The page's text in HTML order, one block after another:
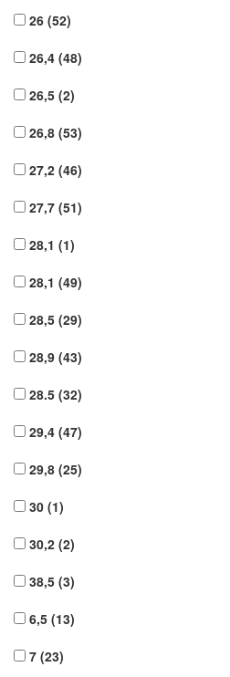
26 (52)
26,4 (48)
26,5 (2)
26,8 (53)
27,2 (46)
27,7 (51)
28,1 (1)
28,1 (49)
28,5 (29)
28,9 (43)
28.5 (32)
29,4 (47)
29,8 (25)
30 (1)
30,2 (2)
38,5 (3)
6,5 (13)
7 (23)